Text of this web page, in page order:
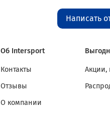
Написать
Об Intersport
Контакты
Отзывы
О компании
Акции,